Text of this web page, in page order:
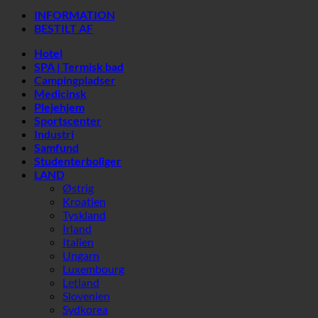
SPA | Termisk bad
Campingpladser
Medicinsk
Plejehjem
Sportscenter
Industri
Samfund
Studenterboliger
LAND
Østrig
Kroatien
Tyskland
Irland
Italien
Ungarn
Luxembourg
Letland
Slovenien
Sydkorea
Spanien
Schweiz
De Forenede Arabiske Emirater